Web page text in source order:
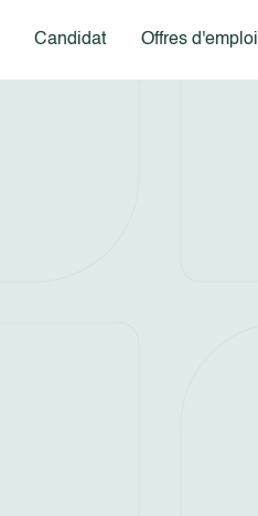
Candidat Offres d'emploi